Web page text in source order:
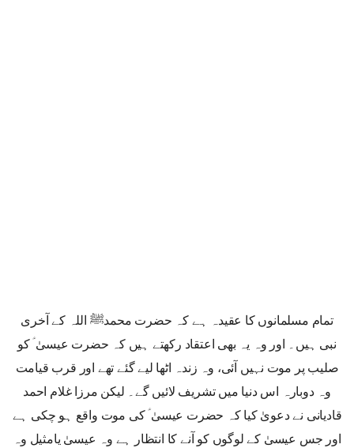
تمام مسلمانوں کا عقیدہ ہے کہ حضرت محمدﷺ اللہ کے آخری
نبی ہیں۔ اور وہ یہ بھی اعتقاد رکھتے ہیں کہ حضرت عیسیٰ ؑ کو
صلیب پر موت نہیں آئی، وہ زندہ اٹھا لیے گئے تھے اور قرب قیامت
وہ دوبارہ اس دنیا میں تشریف لائیں گے۔ لیکن مرزا غلام احمد
قادیانی نے دعویٰ کیا کہ حضرت عیسیٰ ؑ کی موت واقع ہو چکی ہے
اور جس عیسیٰ کے لوگوں کو آنے کا انتظار ہے وہ عیسیٰ یامثیل وہ